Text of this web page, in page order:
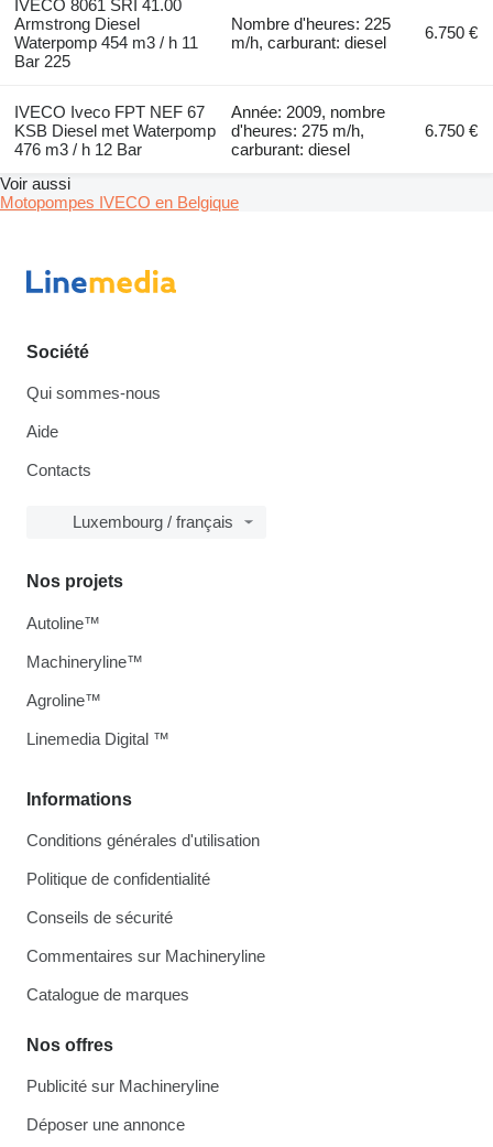
IVECO 8061 SRI 41.00
Armstrong Diesel
Waterpomp 454 m3 / h 11
Bar 225
Nombre d'heures: 225
m/h, carburant: diesel
6.750 €
IVECO Iveco FPT NEF 67
KSB Diesel met Waterpomp
476 m3 / h 12 Bar
Année: 2009, nombre
d'heures: 275 m/h,
carburant: diesel
6.750 €
Voir aussi
Motopompes IVECO en Belgique
Société
Qui sommes-nous
Aide
Contacts
Luxembourg / français
Informations
Conditions générales d'utilisation
Politique de confidentialité
Conseils de sécurité
Commentaires sur Machineryline
Catalogue de marques
Nos offres
Publicité sur Machineryline
Déposer une annonce
Nos projets
Autoline™
Machineryline™
Agroline™
Linemedia Digital ™